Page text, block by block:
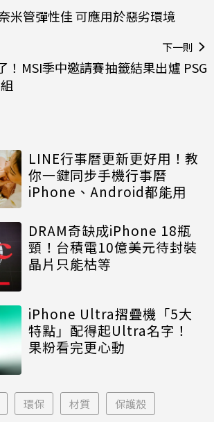
米管彈性佳 可應用於惡劣環境
下一則
！MSI季中邀請賽抽籤結果出爐 PSG
LINE行事曆更新更好用！教
你一鍵同步手機行事曆
iPhone、Android都能用
DRAM奇缺成iPhone 18瓶
頸！台積電10億美元待封裝
晶片只能枯等
iPhone Ultra摺疊機「5大
特點」配得起Ultra名字！
果粉看完更心動
環保 材質 保護殼